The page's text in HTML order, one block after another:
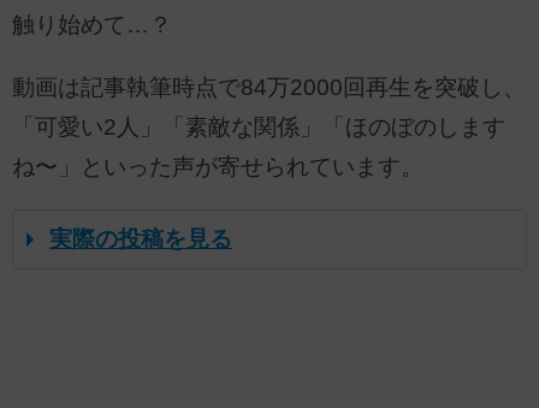
触り始めて…？
動画は記事執筆時点で84万2000回再生を突破し、
「可愛い2人」「素敵な関係」「ほのぼのします
ね〜」といった声が寄せられています。
実際の投稿を見る